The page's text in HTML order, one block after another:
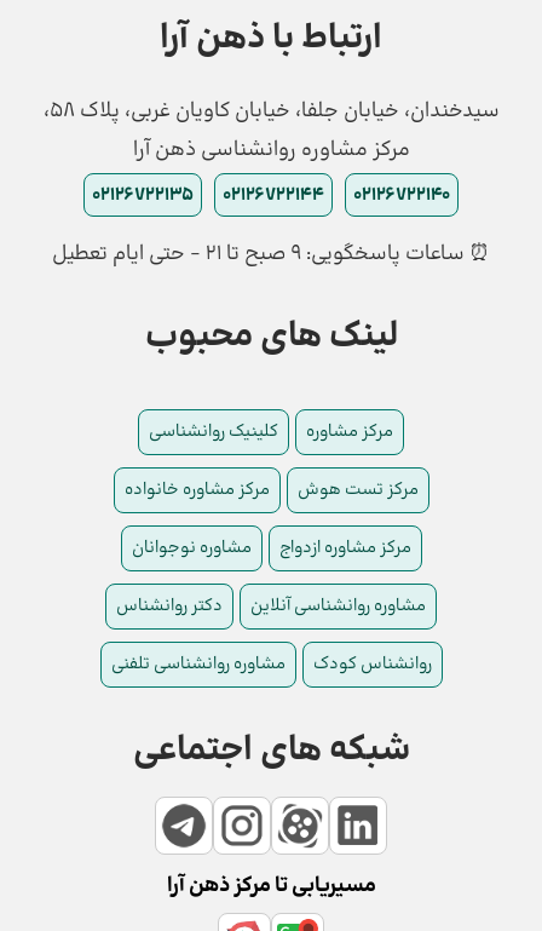
ارتباط با ذهن آرا
سیدخندان، خیابان جلفا، خیابان کاویان غربی، پلاک 58،
مرکز مشاوره روانشناسی ذهن آرا
02126722140
02126722144
02126722135
⏰ ساعات پاسخگویی: ۹ صبح تا ۲۱ - حتی ایام تعطیل
لینک های محبوب
مرکز مشاوره کلینیک روانشناسی
مرکز تست هوش مرکز مشاوره خانواده
مرکز مشاوره ازدواج مشاوره نوجوانان
مشاوره روانشناسی آنلاین دکتر روانشناس
روانشناس کودک مشاوره روانشناسی تلفنی
شبکه های اجتماعی
مسیریابی تا مرکز ذهن آرا